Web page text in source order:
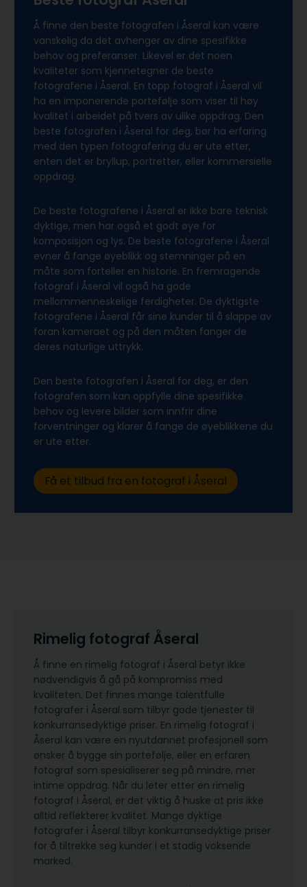
Å finne den beste fotografen i Åseral kan være
vanskelig da det avhenger av dine spesifikke
behov og preferanser. Likevel er det noen
kvaliteter som kjennetegner de beste
fotografene i Åseral. En topp fotograf i Åseral vil
ha en imponerende portefølje som viser til høy
kvalitet i arbeidet på tvers av ulike oppdrag. Den
beste fotografen i Åseral for deg, bør ha erfaring
med den typen fotografering du er ute etter,
enten det er bryllup, portretter, eller kommersielle
oppdrag.
De beste fotografene i Åseral er ikke bare teknisk
dyktige, men har også et godt øye for
komposisjon og lys. De beste fotografene i Åseral
evner å fange øyeblikk og stemninger på en
måte som forteller en historie. En fremragende
fotograf i Åseral vil også ha gode
mellommenneskelige ferdigheter. De dyktigste
fotografene i Åseral får sine kunder til å slappe av
foran kameraet og på den måten fanger de
deres naturlige uttrykk.
Den beste fotografen i Åseral for deg, er den
fotografen som kan oppfylle dine spesifikke
behov og levere bilder som innfrir dine
forventninger og klarer å fange de øyeblikkene du
er ute etter.
Få et tilbud fra en fotograf i Åseral
Rimelig fotograf Åseral
Å finne en rimelig fotograf i Åseral betyr ikke
nødvendigvis å gå på kompromiss med
kvaliteten. Det finnes mange talentfulle
fotografer i Åseral som tilbyr gode tjenester til
konkurransedyktige priser. En rimelig fotograf i
Åseral kan være en nyutdannet profesjonell som
ønsker å bygge sin portefølje, eller en erfaren
fotograf som spesialiserer seg på mindre, mer
intime oppdrag. Når du leter etter en rimelig
fotograf i Åseral, er det viktig å huske at pris ikke
alltid reflekterer kvalitet. Mange dyktige
fotografer i Åseral tilbyr konkurransedyktige priser
for å tiltrekke seg kunder i et stadig voksende
marked.